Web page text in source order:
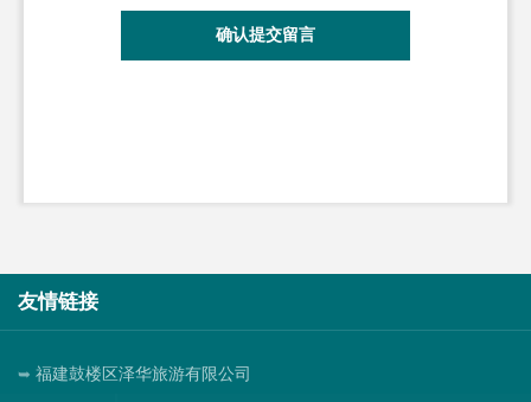
确认提交留言
友情链接
福建鼓楼区泽华旅游有限公司